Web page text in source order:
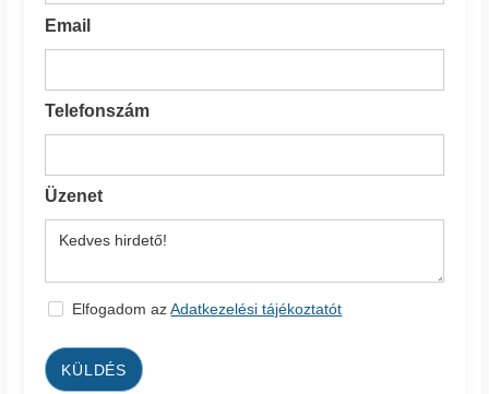
Email
Telefonszám
Üzenet
Elfogadom azAdatkezelési tájékoztatót
KÜLDÉS